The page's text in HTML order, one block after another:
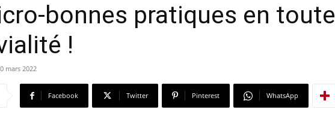
bonnes pratiques en toute
!
mars 2022
Facebook Twitter Pinterest WhatsApp